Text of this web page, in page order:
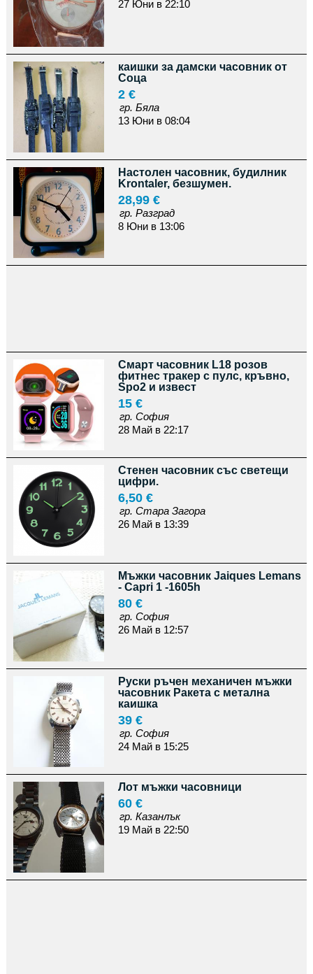
27 Юни в 22:10
каишки за дамски часовник от
Соца
2 €
гр. Бяла
13 Юни в 08:04
Настолен часовник, будилник
Krontaler, безшумен.
28,99 €
гр. Разград
8 Юни в 13:06
Смарт часовник L18 розов
фитнес тракер с пулс, кръвно,
Spo2 и извест
15 €
гр. София
28 Май в 22:17
Стенен часовник със светещи
цифри.
6,50 €
гр. Стара Загора
26 Май в 13:39
Мъжки часовник Jaiques Lemans
- Capri 1 -1605h
80 €
гр. София
26 Май в 12:57
Руски ръчен механичен мъжки
часовник Ракета с метална
каишка
39 €
гр. София
24 Май в 15:25
Лот мъжки часовници
60 €
гр. Казанлък
19 Май в 22:50